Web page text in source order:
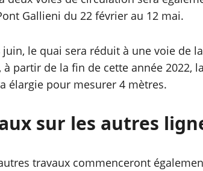
Gallieni du 22 février au 12 mai.
juin, le quai sera réduit à une voie de
à partir de la fin de cette année
élargie pour mesurer 4 mètres.
sur les autres
travaux commenceront